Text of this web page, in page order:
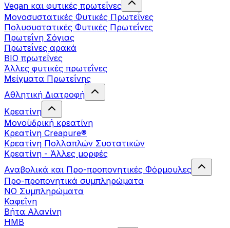
Vegan και φυτικές πρωτεΐνες
Μονοσυστατικές Φυτικές Πρωτεΐνες
Πολυσυστατικές Φυτικές Πρωτεΐνες
Πρωτεΐνη Σόγιας
Πρωτεΐνες αρακά
ΒIO πρωτεΐνες
Άλλες φυτικές πρωτεΐνες
Μείγματα Πρωτεΐνης
Αθλητική Διατροφή
Κρεατίνη
Μονοϋδρική κρεατίνη
Κρεατίνη Creapure®
Κρεατίνη Πολλαπλών Συστατικών
Κρεατίνη - Άλλες μορφές
Αναβολικά και Προ-προπονητικές Φόρμουλες
Προ-προπονητικά συμπληρώματα
ΝΟ Συμπληρώματα
Καφεΐνη
Βήτα Αλανίνη
HMB